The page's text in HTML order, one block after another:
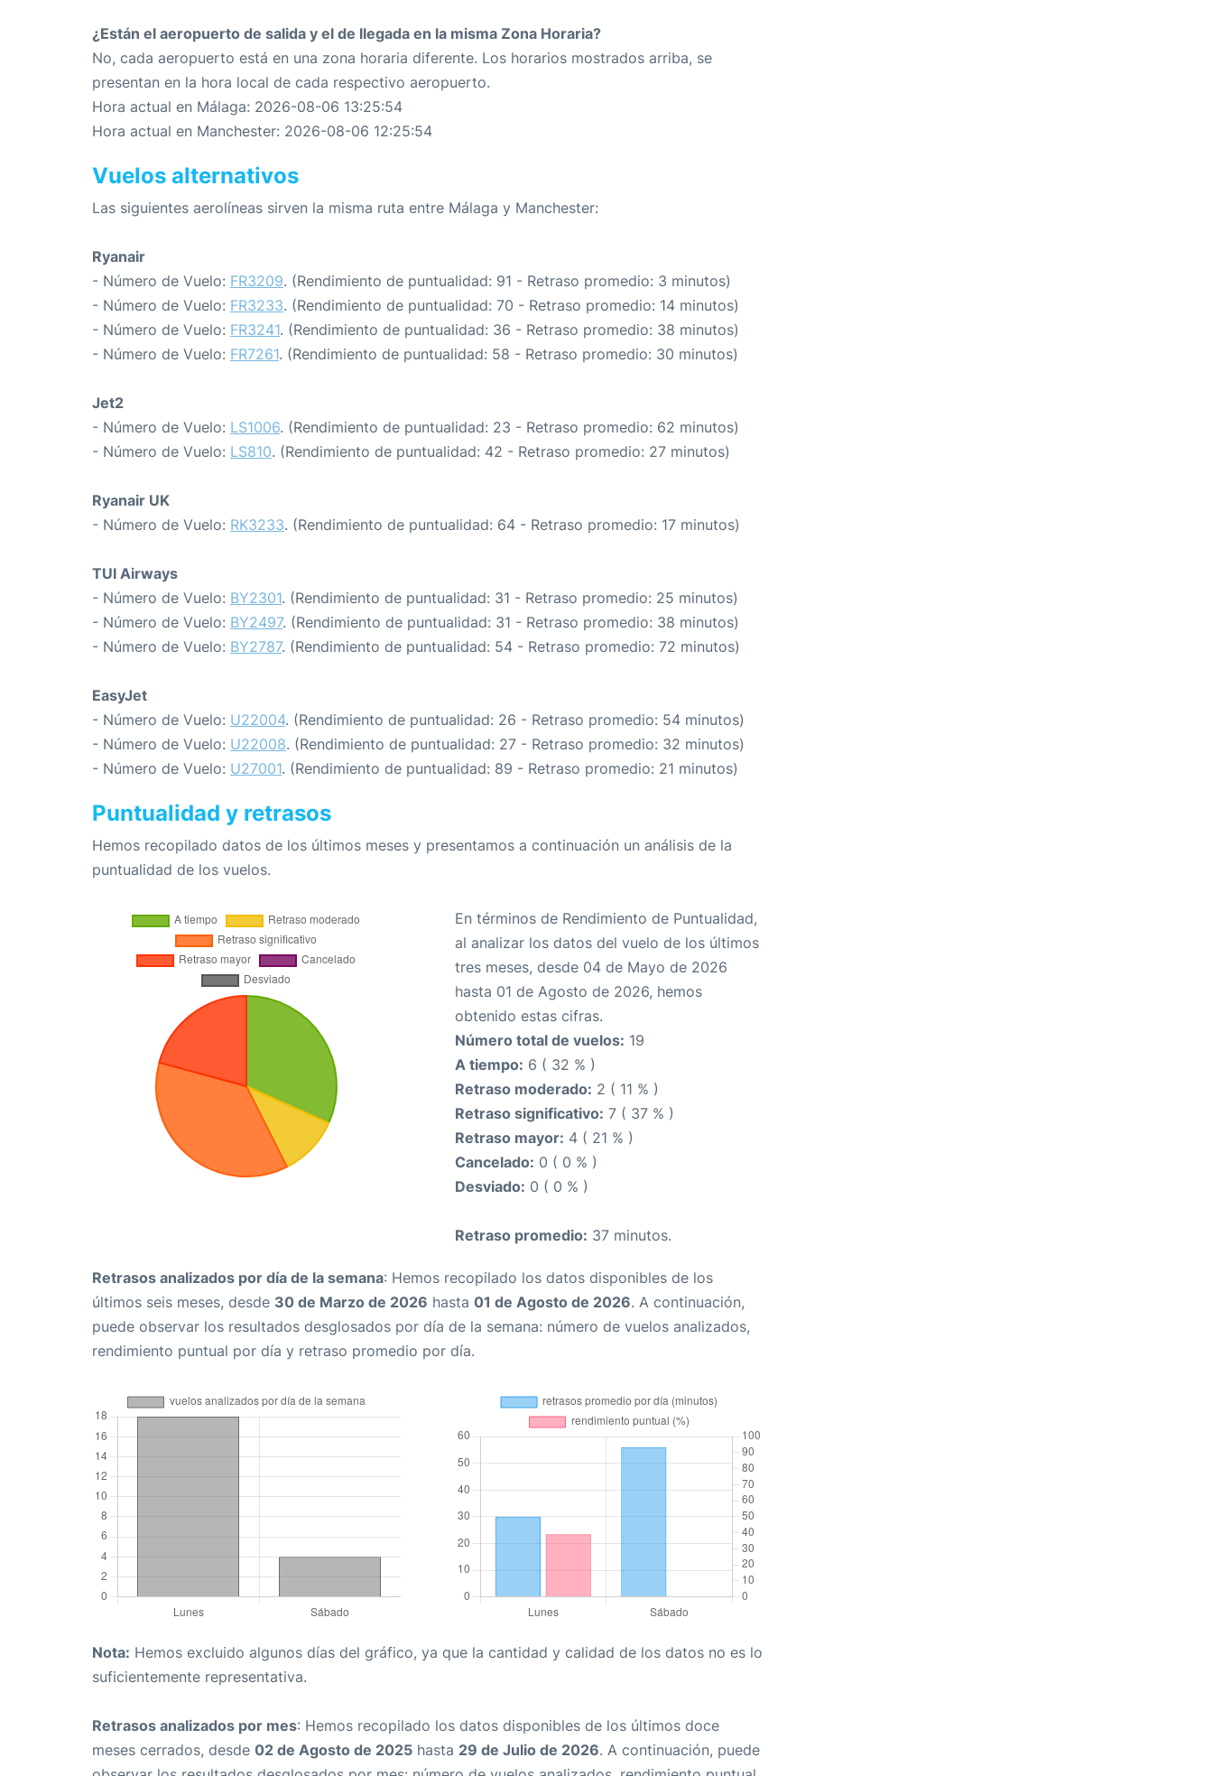
¿Están el aeropuerto de salida y el de llegada en la misma Zona Horaria?
No, cada aeropuerto está en una zona horaria diferente. Los horarios mostrados arriba, se
presentan en la hora local de cada respectivo aeropuerto.
Hora actual en Málaga: 2026-08-06 13:25:54
Hora actual en Manchester: 2026-08-06 12:25:54
Vuelos alternativos
Las siguientes aerolíneas sirven la misma ruta entre Málaga y Manchester:
Ryanair
- Número de Vuelo: FR3209. (Rendimiento de puntualidad: 91 - Retraso promedio: 3 minutos)
- Número de Vuelo: FR3233. (Rendimiento de puntualidad: 70 - Retraso promedio: 14 minutos)
- Número de Vuelo: FR3241. (Rendimiento de puntualidad: 36 - Retraso promedio: 38 minutos)
- Número de Vuelo: FR7261. (Rendimiento de puntualidad: 58 - Retraso promedio: 30 minutos)
Jet2
- Número de Vuelo: LS1006. (Rendimiento de puntualidad: 23 - Retraso promedio: 62 minutos)
- Número de Vuelo: LS810. (Rendimiento de puntualidad: 42 - Retraso promedio: 27 minutos)
Ryanair UK
- Número de Vuelo: RK3233. (Rendimiento de puntualidad: 64 - Retraso promedio: 17 minutos)
TUI Airways
- Número de Vuelo: BY2301. (Rendimiento de puntualidad: 31 - Retraso promedio: 25 minutos)
- Número de Vuelo: BY2497. (Rendimiento de puntualidad: 31 - Retraso promedio: 38 minutos)
- Número de Vuelo: BY2787. (Rendimiento de puntualidad: 54 - Retraso promedio: 72 minutos)
EasyJet
- Número de Vuelo: U22004. (Rendimiento de puntualidad: 26 - Retraso promedio: 54 minutos)
- Número de Vuelo: U22008. (Rendimiento de puntualidad: 27 - Retraso promedio: 32 minutos)
- Número de Vuelo: U27001. (Rendimiento de puntualidad: 89 - Retraso promedio: 21 minutos)
Puntualidad y retrasos
Hemos recopilado datos de los últimos meses y presentamos a continuación un análisis de la
puntualidad de los vuelos.
En términos de Rendimiento de Puntualidad,
al analizar los datos del vuelo de los últimos
tres meses, desde 04 de Mayo de 2026
hasta 01 de Agosto de 2026, hemos
obtenido estas cifras.
Número total de vuelos: 19
A tiempo: 6 ( 32 % )
Retraso moderado: 2 ( 11 % )
Retraso significativo: 7 ( 37 % )
Retraso mayor: 4 ( 21 % )
Cancelado: 0 ( 0 % )
Desviado: 0 ( 0 % )
Retraso promedio: 37 minutos.
Retrasos analizados por día de la semana: Hemos recopilado los datos disponibles de los
últimos seis meses, desde 30 de Marzo de 2026 hasta 01 de Agosto de 2026. A continuación,
puede observar los resultados desglosados por día de la semana: número de vuelos analizados,
rendimiento puntual por día y retraso promedio por día.
Nota: Hemos excluido algunos días del gráfico, ya que la cantidad y calidad de los datos no es lo
suficientemente representativa.
Retrasos analizados por mes: Hemos recopilado los datos disponibles de los últimos doce
meses cerrados, desde 02 de Agosto de 2025 hasta 29 de Julio de 2026. A continuación, puede